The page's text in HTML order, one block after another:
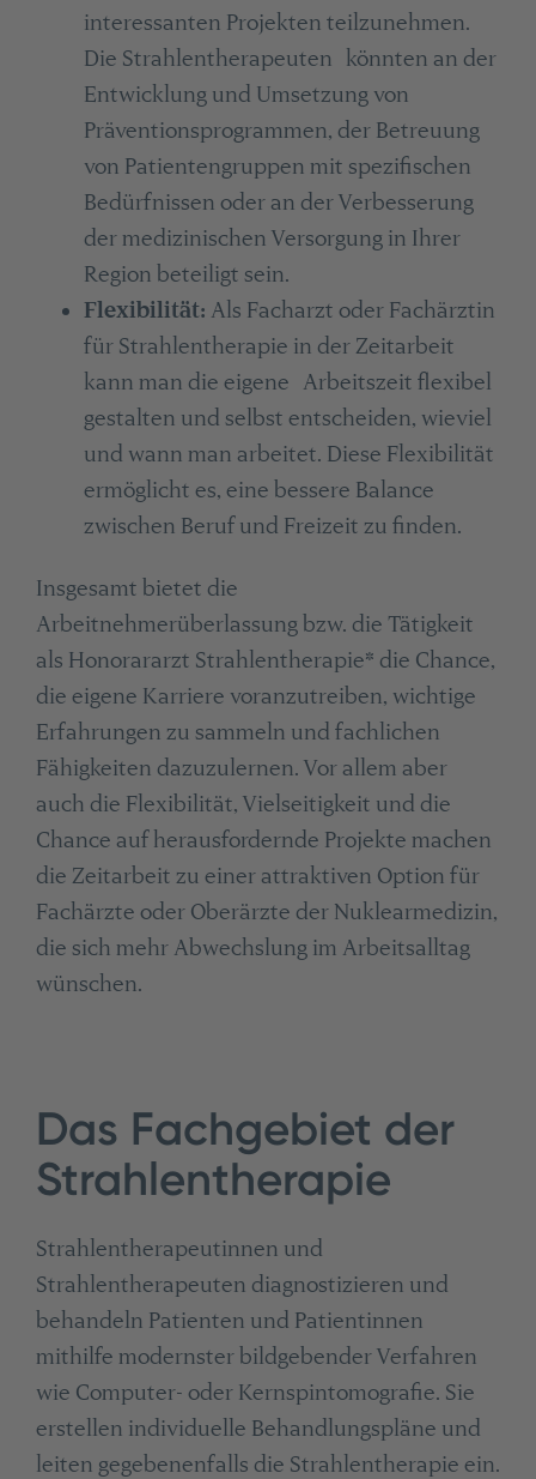
interessanten Projekten teilzunehmen.
Die Strahlentherapeuten könnten an der
Entwicklung und Umsetzung von
Präventionsprogrammen, der Betreuung
von Patientengruppen mit spezifischen
Bedürfnissen oder an der Verbesserung
der medizinischen Versorgung in Ihrer
Region beteiligt sein.
Flexibilität: Als Facharzt oder Fachärztin
für Strahlentherapie in der Zeitarbeit
kann man die eigene Arbeitszeit flexibel
gestalten und selbst entscheiden, wieviel
und wann man arbeitet. Diese Flexibilität
ermöglicht es, eine bessere Balance
zwischen Beruf und Freizeit zu finden.
Insgesamt bietet die
Arbeitnehmerüberlassung bzw. die Tätigkeit
als Honorararzt Strahlentherapie* die Chance,
die eigene Karriere voranzutreiben, wichtige
Erfahrungen zu sammeln und fachlichen
Fähigkeiten dazuzulernen. Vor allem aber
auch die Flexibilität, Vielseitigkeit und die
Chance auf herausfordernde Projekte machen
die Zeitarbeit zu einer attraktiven Option für
Fachärzte oder Oberärzte der Nuklearmedizin,
die sich mehr Abwechslung im Arbeitsalltag
wünschen.
Das Fachgebiet der
Strahlentherapie
Strahlentherapeutinnen und
Strahlentherapeuten diagnostizieren und
behandeln Patienten und Patientinnen
mithilfe modernster bildgebender Verfahren
wie Computer- oder Kernspintomografie. Sie
erstellen individuelle Behandlungspläne und
leiten gegebenenfalls die Strahlentherapie ein.